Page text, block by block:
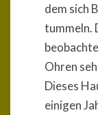
dem sich
tummeln.
Ohren
Dieses
einigen